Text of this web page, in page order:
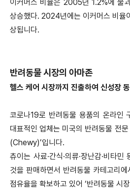
이커머스 비율은 2005년 1.2%에 불
상승했다. 2024년에는 이커머스 비율
상됩니다.
반려동물 시장의 아마존
헬스 케어 시장까지 진출하여 신성장
코로나19로 반려동물 용품의 온라인
대표적인 업체는 미국의 반려동물 전문
(Chewy)’입니다.
츄이는 사료·간식·의류·장난감·비타
것을 판매하면서 반려동물 카테고리
점유율을 확보하고 있어 ‘반려동물 시